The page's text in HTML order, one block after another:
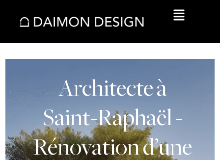
Architecteà
Saint-Raphaël-
Rénovationd’une